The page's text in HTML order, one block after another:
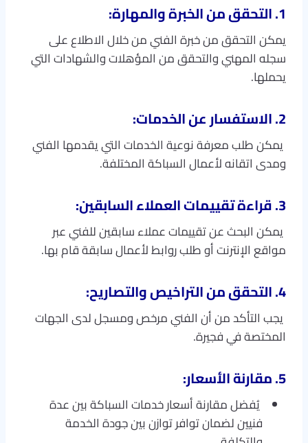
1. التحقق من الخبرة والمهارة:
يمكن التحقق من خبرة الفني من خلال الاطلاع على
سجله المهني والتحقق من المؤهلات والشهادات التي
يحملها.
2. الاستفسار عن الخدمات:
يمكن طلب معرفة نوعية الخدمات التي يقدمها الفني
ومدى اتقانه لأعمال السباكة المختلفة.
3. قراءة تقييمات العملاء السابقين:
يمكن البحث عن تقييمات عملاء سابقين للفني عبر
مواقع الإنترنت أو طلب روابط لأعمال سابقة قام بها.
4. التحقق من التراخيص والتصاريح:
يجب التأكد من أن الفني مرخص ومسجل لدى الجهات
المختصة في فجيرة.
5. مقارنة الأسعار:
يُفضل مقارنة أسعار خدمات السباكة بين عدة
فنيين لضمان توافر توازن بين جودة الخدمة